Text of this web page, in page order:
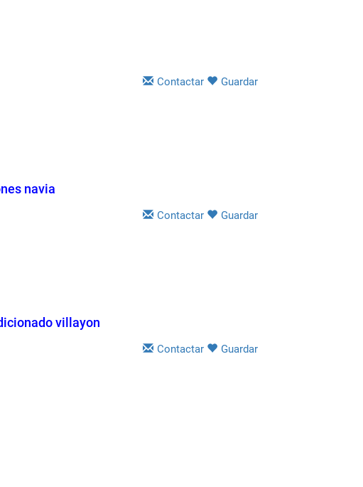
Contactar Guardar
navia
Contactar Guardar
villayon
Contactar Guardar